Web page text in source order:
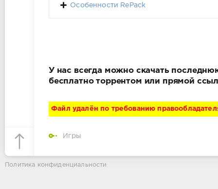
Особенности RePack
У нас всегда можно скачать
бесплатно торрентом или прямой
Файл удалён по требованию
Игры
Политика конфиденциальности